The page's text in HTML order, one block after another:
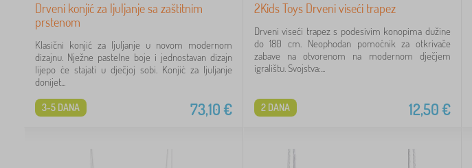
Drveni konjić za ljuljanje sa zaštitnim
prstenom
Klasični konjić za ljuljanje u novom modernom
dizajnu. Nježne pastelne boje i jednostavan dizajn
lijepo će stajati u dječjoj sobi. Konjić za ljuljanje
donijet...
73,10€
3-5 DANA
2Kids Toys Drveni viseći trapez
Drveni viseći trapez s podesivim konopima dužine
do 180 cm. Neophodan pomoćnik za otkrivače
zabave na otvorenom na modernom dječjem
igralištu. Svojstva:...
12,50€
2 DANA